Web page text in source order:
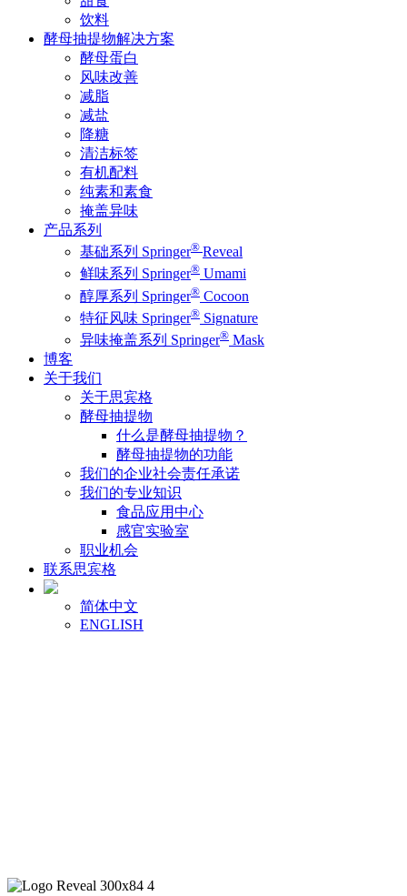
饮料
酵母抽提物解决方案
酵母蛋白
风味改善
减脂
减盐
降糖
清洁标签
有机配料
纯素和素食
掩盖异味
产品系列
基础系列 Springer® Reveal
鲜味系列 Springer® Umami
醇厚系列 Springer® Cocoon
特征风味 Springer® Signature
异味掩盖系列 Springer® Mask
博客
关于我们
关于思宾格
酵母抽提物
什么是酵母抽提物？
酵母抽提物的功能
我们的企业社会责任承诺
我们的专业知识
食品应用中心
感官实验室
职业机会
联系思宾格
简体中文
ENGLISH